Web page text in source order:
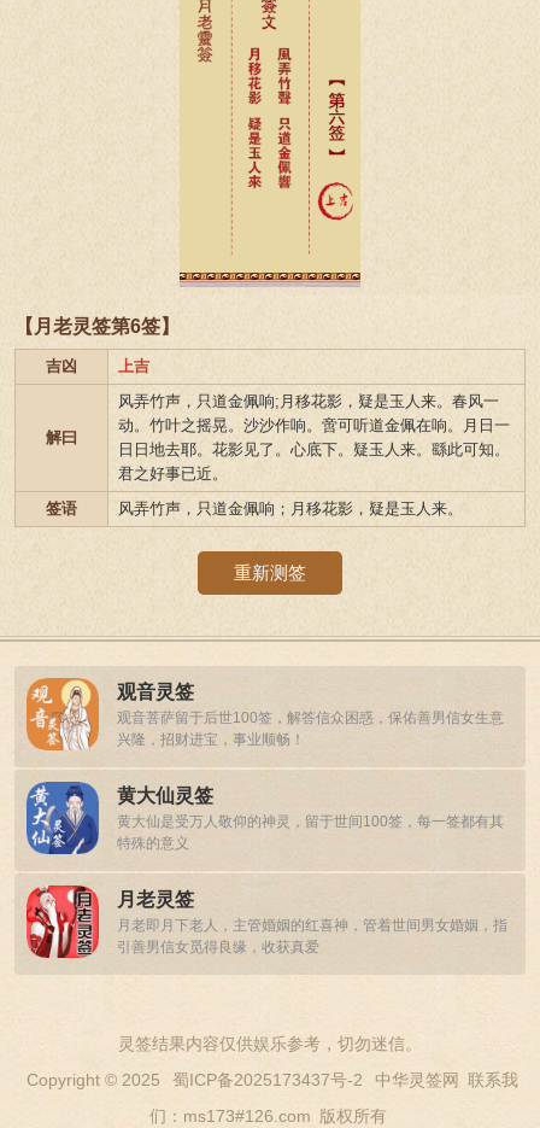
【月老灵签第6签】
吉凶 上吉
解曰
风弄竹声，只道金佩响;月移花影，疑是玉人来。春风一
动。竹叶之摇晃。沙沙作响。啻可听道金佩在响。月日一
日日地去耶。花影见了。心底下。疑玉人来。繇此可知。
君之好事已近。
签语
风弄竹声，只道金佩响；月移花影，疑是玉人来。
重新测签
观音灵签
观音菩萨留于后世100签，解答信众困惑，保佑善男信女生意
兴隆，招财进宝，事业顺畅！
黄大仙灵签
黄大仙是受万人敬仰的神灵，留于世间100签，每一签都有其
特殊的意义
月老灵签
月老即月下老人，主管婚姻的红喜神，管着世间男女婚姻，指
引善男信女觅得良缘，收获真爱
灵签结果内容仅供娱乐参考，切勿迷信。
Copyright © 2025
蜀ICP备2025173437号-2 中华灵签网 联系我
们：ms173#126.com 版权所有